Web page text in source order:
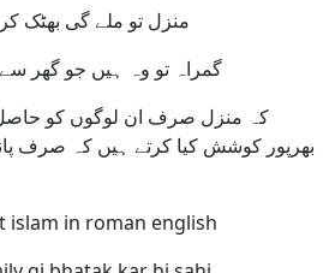
منزل تو ملے گی بھٹک
گمراہ تو وہ ہیں جو گھر
کہ منزل صرف ان لوگوں کو
بھرپور کوشش کیا کرتے ہیں کہ صرف